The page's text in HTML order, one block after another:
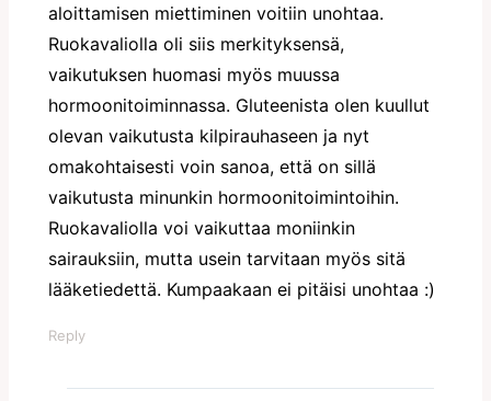
aloittamisen miettiminen voitiin unohtaa.
Ruokavaliolla oli siis merkityksensä,
vaikutuksen huomasi myös muussa
hormoonitoiminnassa. Gluteenista olen kuullut
olevan vaikutusta kilpirauhaseen ja nyt
omakohtaisesti voin sanoa, että on sillä
vaikutusta minunkin hormoonitoimintoihin.
Ruokavaliolla voi vaikuttaa moniinkin
sairauksiin, mutta usein tarvitaan myös sitä
lääketiedettä. Kumpaakaan ei pitäisi unohtaa :)
Reply